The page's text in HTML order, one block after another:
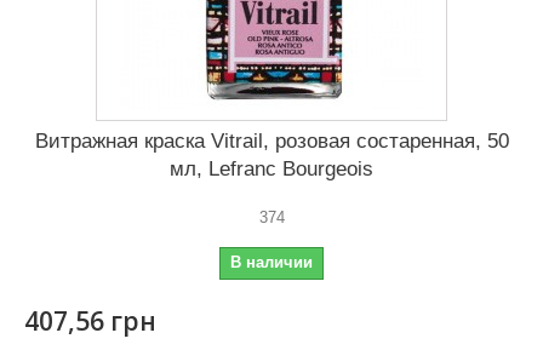
Витражная краска Vitrail, розовая состаренная, 50
мл, Lefranc Bourgeois
374
В наличии
407,56 грн